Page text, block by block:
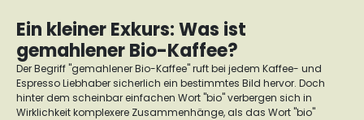
Ein kleiner Exkurs: Was ist
gemahlener Bio-Kaffee?
Der Begriff "gemahlener Bio-Kaffee" ruft bei jedem Kaffee- und
Espresso Liebhaber sicherlich ein bestimmtes Bild hervor. Doch
hinter dem scheinbar einfachen Wort "bio" verbergen sich in
Wirklichkeit komplexere Zusammenhänge, als das Wort "bio"